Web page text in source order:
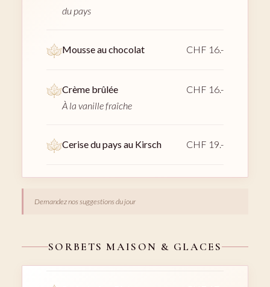
du pays
Mousse au chocolat CHF 16.-
Crème brûlée
À la vanille fraîche
CHF 16.-
Cerise du pays au Kirsch CHF 19.-
Demandez nos suggestions du jour
SORBETS MAISON & GLACES